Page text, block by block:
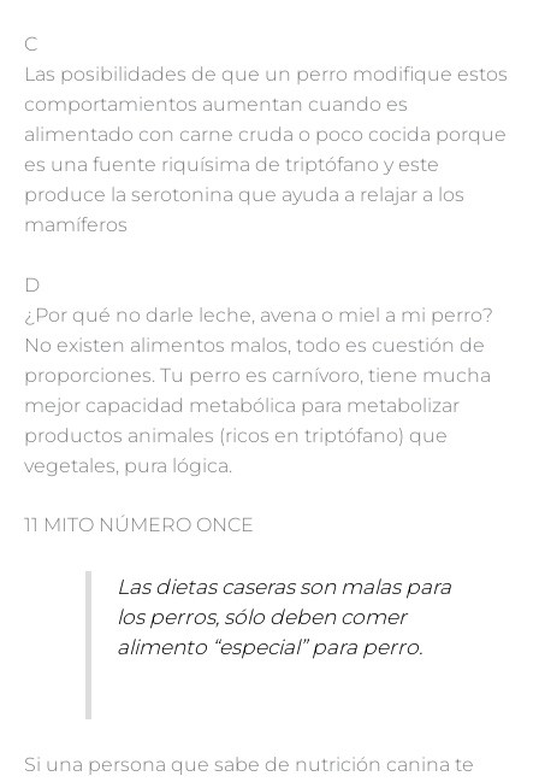
C
Las posibilidades de que un perro modifique estos
comportamientos aumentan cuando es
alimentado con carne cruda o poco cocida porque
es una fuente riquísima de triptófano y este
produce la serotonina que ayuda a relajar a los
mamíferos
D
¿Por qué no darle leche, avena o miel a mi perro?
No existen alimentos malos, todo es cuestión de
proporciones. Tu perro es carnívoro, tiene mucha
mejor capacidad metabólica para metabolizar
productos animales (ricos en triptófano) que
vegetales, pura lógica.
11 MITO NÚMERO ONCE
Las dietas caseras son malas para
los perros, sólo deben comer
alimento “especial” para perro.
Si una persona que sabe de nutrición canina te